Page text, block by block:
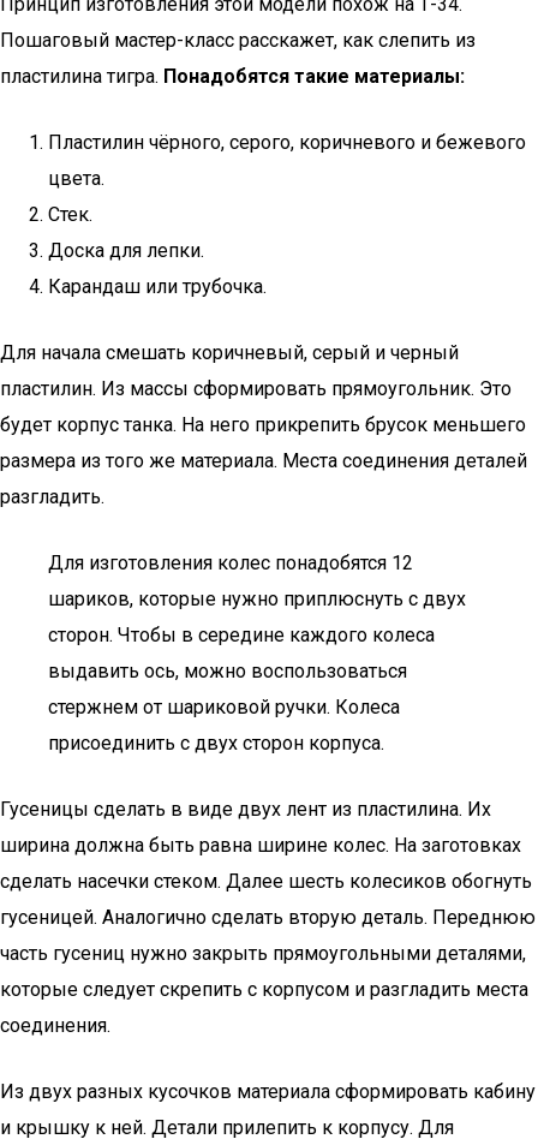
Пошаговый мастер-класс расскажет, как слепить из
пластилина тигра. Понадобятся такие материалы:
Пластилин чёрного, серого, коричневого и бежевого
цвета.
Стек.
Доска для лепки.
Карандаш или трубочка.
Для начала смешать коричневый, серый и черный
пластилин. Из массы сформировать прямоугольник. Это
будет корпус танка. На него прикрепить брусок меньшего
размера из того же материала. Места соединения деталей
разгладить.
Для изготовления колес понадобятся 12
шариков, которые нужно приплюснуть с двух
сторон. Чтобы в середине каждого колеса
выдавить ось, можно воспользоваться
стержнем от шариковой ручки. Колеса
присоединить с двух сторон корпуса.
Гусеницы сделать в виде двух лент из пластилина. Их
ширина должна быть равна ширине колес. На заготовках
сделать насечки стеком. Далее шесть колесиков обогнуть
гусеницей. Аналогично сделать вторую деталь. Переднюю
часть гусениц нужно закрыть прямоугольными деталями,
которые следует скрепить с корпусом и разгладить места
соединения.
Из двух разных кусочков материала сформировать кабину
и крышку к ней. Детали прилепить к корпусу. Для